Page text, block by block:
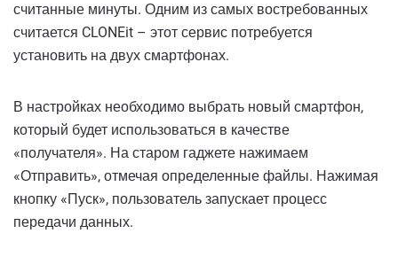
считанные минуты. Одним из самых востребованных
считается CLONEit – этот сервис потребуется
установить на двух смартфонах.
В настройках необходимо выбрать новый смартфон,
который будет использоваться в качестве
«получателя». На старом гаджете нажимаем
«Отправить», отмечая определенные файлы. Нажимая
кнопку «Пуск», пользователь запускает процесс
передачи данных.